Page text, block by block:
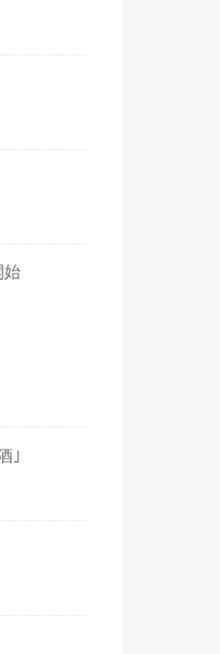
始
｣